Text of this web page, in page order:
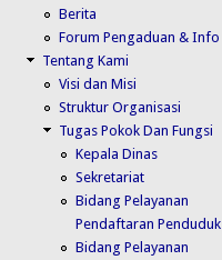
Berita
Forum Pengaduan & Info
Tentang Kami
Visi dan Misi
Struktur Organisasi
Tugas Pokok Dan Fungsi
Kepala Dinas
Sekretariat
Bidang Pelayanan
Pendaftaran Penduduk
Bidang Pelayanan